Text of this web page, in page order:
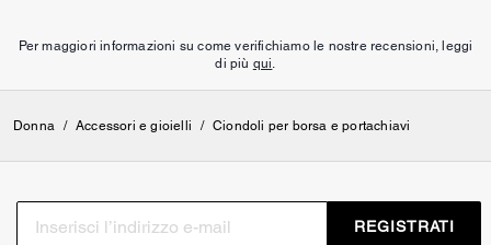
Per maggiori informazioni su come verifichiamo le nostre recensioni, leggi
di più qui
Donna / Accessori e gioielli / Ciondoli per borsa e portachiavi
REGISTRATI